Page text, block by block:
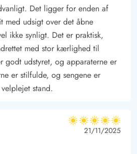
terrasse, har I et dejligt og
over klitterne i området og der er
til at slænge jer i. Der er
med at tilberede en fantastisk
sommeraftenener. Tæt på
som I må parkere i.
til Vesterhavet
frisk dukkert, soppe eller gå lange
årstid så har området utroligt
familien. Både i naturen og i de
Det ligger for enden af
med udsigt over det åbne
ikke synligt. Det er praktisk,
med stor kærlighed til
godt udstyret, og apparaterne er
er stilfulde, og sengene er
stand.
5 ud af 5
5 ud af 5
5 out of 5
21/11/2025